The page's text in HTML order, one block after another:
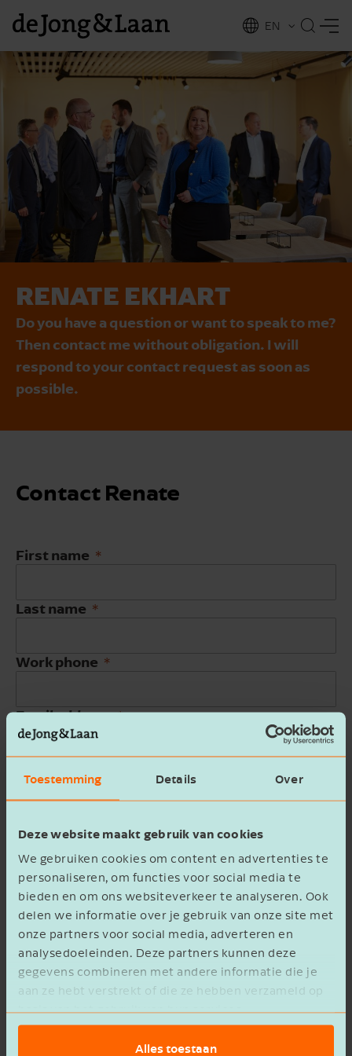
Toestemming Details Over
Deze website maakt gebruik van cookies
We gebruiken cookies om content en advertenties te
personaliseren, om functies voor social media te
bieden en om ons websiteverkeer te analyseren. Ook
delen we informatie over je gebruik van onze site met
onze partners voor social media, adverteren en
analysedoeleinden. Deze partners kunnen deze
gegevens combineren met andere informatie die je
aan ze hebt verstrekt of die ze hebben verzameld op
basis van het gebruik van hun services.
Alles toestaan
EN
NL
RENATE EKHART
Do you have a question or want to speak to me?
Then contact me without obligation. I will
respond to your contact request as soon as
possible.
Contact Renate
First name
Last name
Work phone
Email address
I agree to theprivacy statement
Verzenden